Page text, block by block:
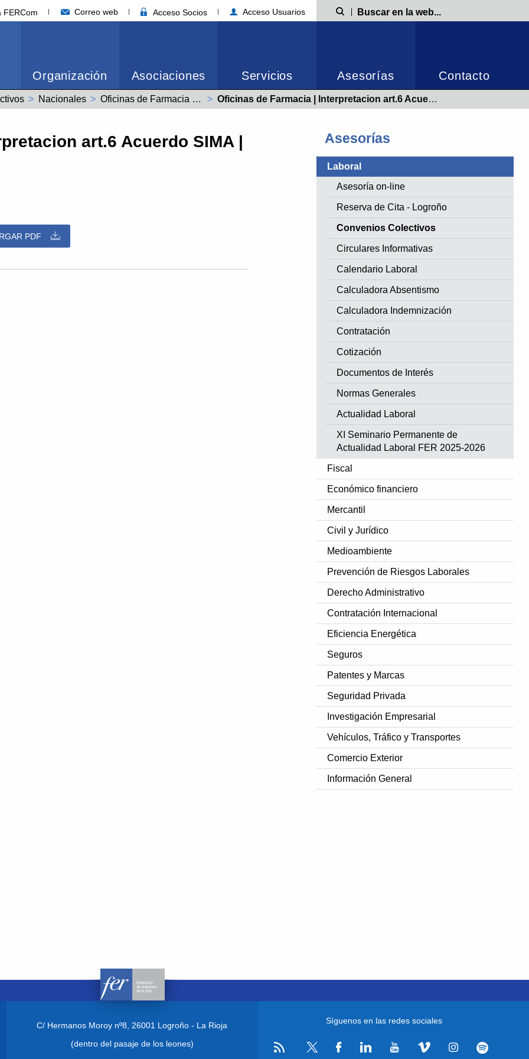
FERCom Correo web Acceso Socios Acceso Usuarios Búsqueda
Organización Asociaciones Servicios Asesorías Contacto
Nacionales Oficinas de Farmacia (99003895011981) Actual:
Oficinas de Farmacia | Interpretacion art.6 Acuerdo SIMA | Publicado 05/09/2014
Asesorías
Laboral
Asesoría on-line
Reserva de Cita - Logroño
Convenios Colectivos
Circulares Informativas
Calendario Laboral
Calculadora Absentismo
Calculadora Indemnización
Contratación
Cotización
Documentos de Interés
Normas Generales
Actualidad Laboral
XI Seminario Permanente de
Actualidad Laboral FER 2025-2026
Fiscal
Económico financiero
Mercantil
Civil y Jurídico
Medioambiente
Prevención de Riesgos Laborales
Derecho Administrativo
Contratación Internacional
Eficiencia Energética
Seguros
Patentes y Marcas
Seguridad Privada
Investigación Empresarial
Vehículos, Tráfico y Transportes
Comercio Exterior
Información General
art.6 Acuerdo SIMA |
PDF
C/ Hermanos Moroy nº8,26001 Logroño - La Rioja
(dentro del pasaje de los leones)
Síguenos en las redes sociales